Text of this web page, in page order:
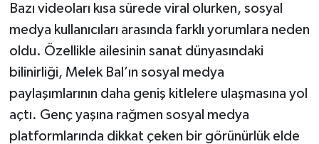
Bazı videoları kısa sürede viral olurken, sosyal
medya kullanıcıları arasında farklı yorumlara neden
oldu. Özellikle ailesinin sanat dünyasındaki
bilinirliği, Melek Bal’ın sosyal medya
paylaşımlarının daha geniş kitlelere ulaşmasına yol
açtı. Genç yaşına rağmen sosyal medya
platformlarında dikkat çeken bir görünürlük elde